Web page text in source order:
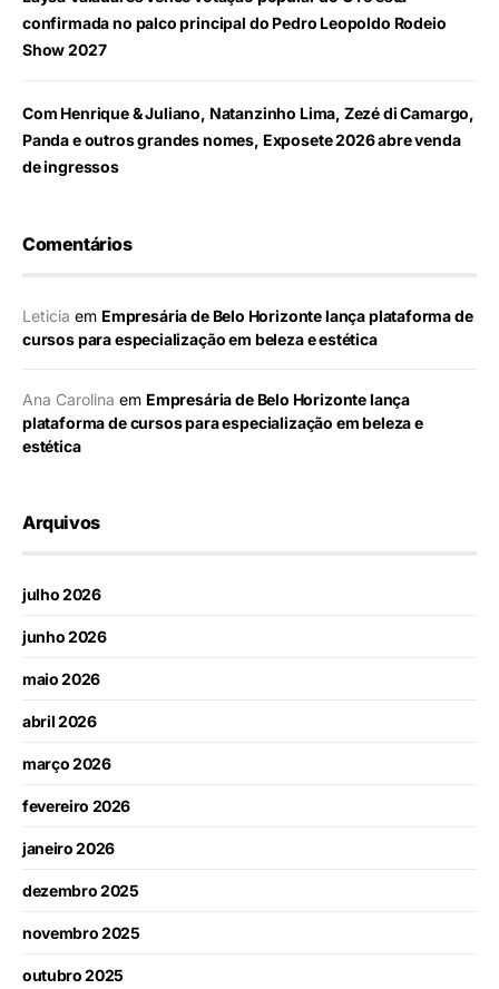
confirmada no palco principal do Pedro Leopoldo Rodeio
Show 2027
Com Henrique & Juliano, Natanzinho Lima, Zezé di Camargo,
Panda e outros grandes nomes, Exposete 2026 abre venda
de ingressos
Comentários
Leticia em Empresária de Belo Horizonte lança plataforma de
cursos para especialização em beleza e estética
Ana Carolina em Empresária de Belo Horizonte lança
plataforma de cursos para especialização em beleza e
estética
Arquivos
julho 2026
junho 2026
maio 2026
abril 2026
março 2026
fevereiro 2026
janeiro 2026
dezembro 2025
novembro 2025
outubro 2025